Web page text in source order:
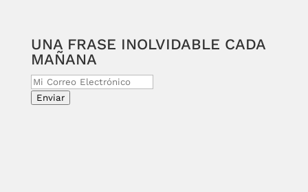
UNA FRASE INOLVIDABLE CADA
MAÑANA
Enviar